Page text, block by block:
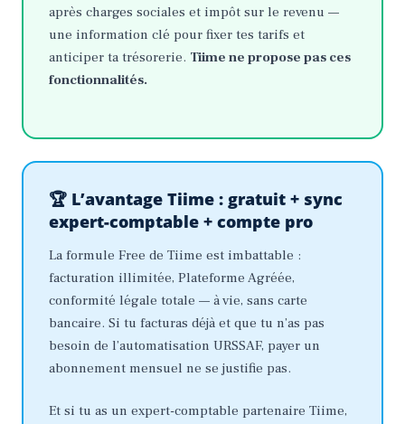
après charges sociales et impôt sur le revenu —
une information clé pour fixer tes tarifs et
anticiper ta trésorerie. Tiime ne propose pas ces
fonctionnalités.
🏆 L’avantage Tiime : gratuit + sync
expert-comptable + compte pro
La formule Free de Tiime est imbattable :
facturation illimitée, Plateforme Agréée,
conformité légale totale — à vie, sans carte
bancaire. Si tu facturas déjà et que tu n’as pas
besoin de l’automatisation URSSAF, payer un
abonnement mensuel ne se justifie pas.
Et si tu as un expert-comptable partenaire Tiime,